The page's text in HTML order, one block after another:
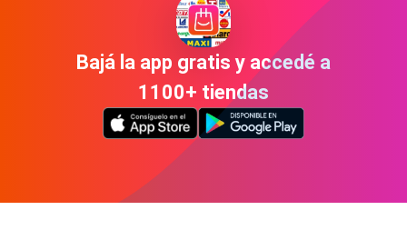
Bajá la app gratis y accedé a
1100+ tiendas